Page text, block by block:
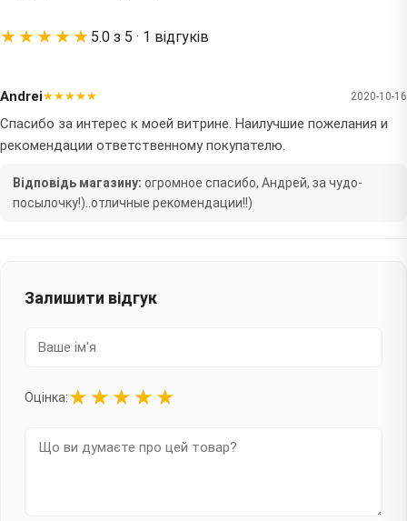
★★★★★ 5.0 з 5 · 1 відгуків
Andrei★★★★★ 2020-10-16
Спасибо за интерес к моей витрине. Наилучшие пожелания и
рекомендации ответственному покупателю.
Відповідь магазину: огромное спасибо, Андрей, за чудо-
посылочку!)..отличные рекомендации!!)
Залишити відгук
Оцінка:★ ★ ★ ★ ★